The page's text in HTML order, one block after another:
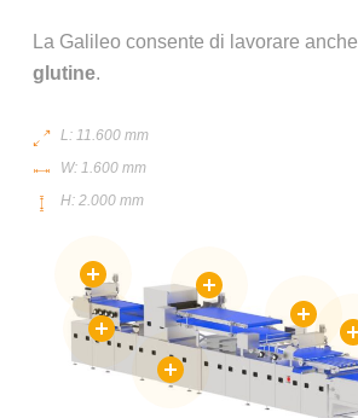
La Galileo consente di lavorare anche
glutine.
L: 11.600 mm
W: 1.600 mm
H: 2.000 mm